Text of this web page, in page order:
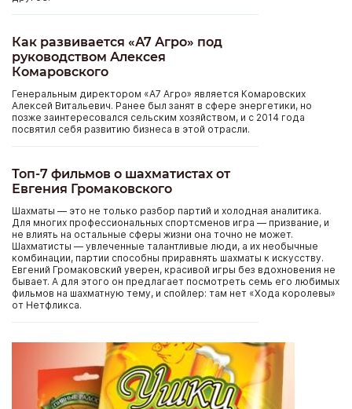
Как развивается «А7 Агро» под
руководством Алексея
Комаровского
Генеральным директором «А7 Агро» является Комаровских
Алексей Витальевич. Ранее был занят в сфере энергетики, но
позже заинтересовался сельским хозяйством, и с 2014 года
посвятил себя развитию бизнеса в этой отрасли.
Топ-7 фильмов о шахматистах от
Евгения Громаковского
Шахматы — это не только разбор партий и холодная аналитика.
Для многих профессиональных спортсменов игра — призвание, и
не влиять на остальные сферы жизни она точно не может.
Шахматисты — увлеченные талантливые люди, а их необычные
комбинации, партии способны приравнять шахматы к искусству.
Евгений Громаковский уверен, красивой игры без вдохновения не
бывает. А для этого он предлагает посмотреть семь его любимых
фильмов на шахматную тему, и спойлер: там нет «Хода королевы»
от Нетфликса.